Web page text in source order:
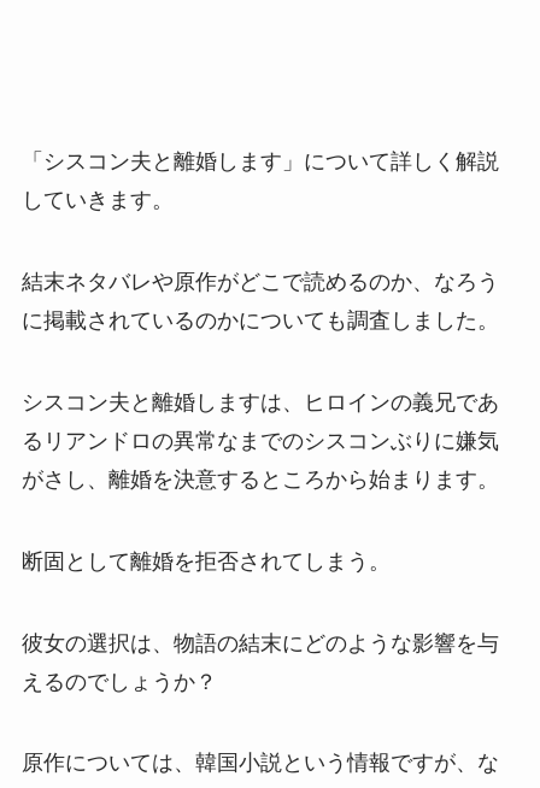
「シスコン夫と離婚します」について詳しく解説
していきます。
結末ネタバレや原作がどこで読めるのか、なろう
に掲載されているのかについても調査しました。
シスコン夫と離婚しますは、ヒロインの義兄であ
るリアンドロの異常なまでのシスコンぶりに嫌気
がさし、離婚を決意するところから始まります。
断固として離婚を拒否されてしまう。
彼女の選択は、物語の結末にどのような影響を与
えるのでしょうか？
原作については、韓国小説という情報ですが、な